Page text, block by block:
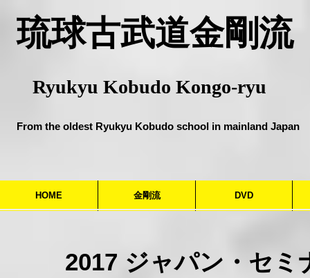
​琉球古武道金剛流
Ryukyu Kobudo Kongo-ryu
From the oldest Ryukyu Kobudo school in mainland Japan
HOME 金剛流 DVD
​2017 ジャパン・セミ